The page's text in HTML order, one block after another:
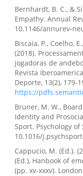
Bernhardt, B. C., &
Empathy. Annual
10.1146/annurev-
Biscaia, P., Coelho,
(2018).
jogadoras de
Revista
Deporte, 13(2), 179-
https://
Bruner, M. W.,
Identity and
Sport. Psychology of
10.1016/
Cappucio, M. (Ed.).
(Ed.), Hanbook of
(pp. xv-xxxv).